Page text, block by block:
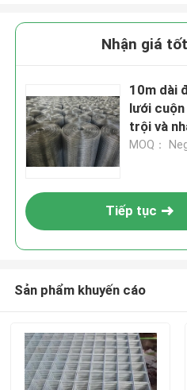
Nhận giá
10m dài
lưới
trội và
MOQ：
Tiếp tục
Sản phẩm khuyến cáo